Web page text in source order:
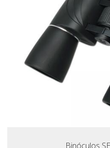
Binóculos